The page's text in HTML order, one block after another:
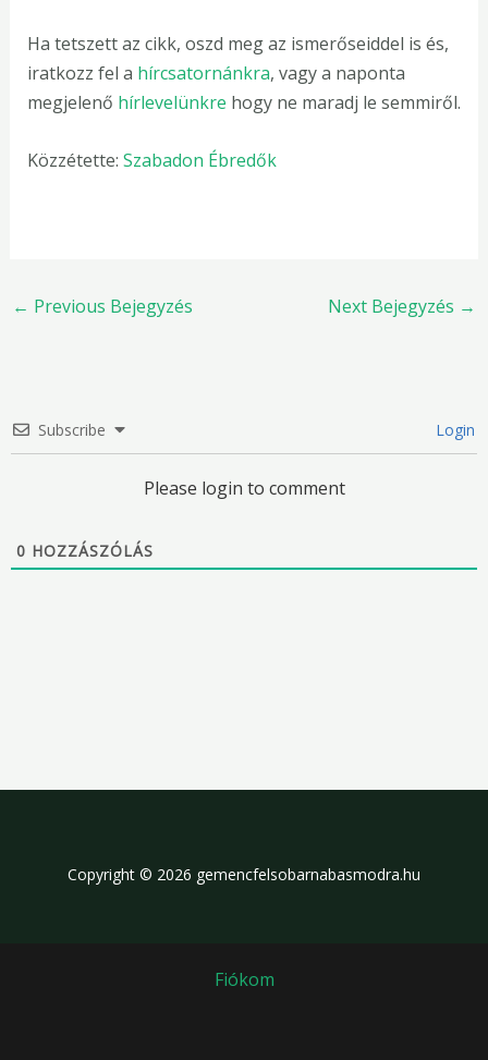
Ha tetszett az cikk, oszd meg az ismerőseiddel is és,
iratkozz fel a hírcsatornánkra, vagy a naponta
megjelenő hírlevelünkre hogy ne maradj le semmiről.
Közzétette: Szabadon Ébredők
← Previous Bejegyzés Next Bejegyzés →
Subscribe Login
Please login to comment
0 HOZZÁSZÓLÁS
Copyright © 2026 gemencfelsobarnabasmodra.hu
Fiókom